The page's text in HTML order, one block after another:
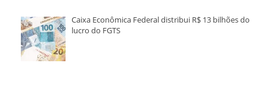
Caixa Econômica Federal distribui R$ 13 bilhões do
lucro do FGTS